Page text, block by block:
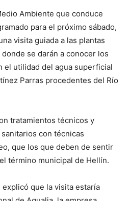
Ambiente que conduce
para el próximo sábado,
visita guiada a las plantas
se darán a conocer los
el utilidad del agua superficial
Parras procedentes del Río
tratamientos técnicos y
con técnicas
que los que deben de sentir
término municipal de Hellín.
que la visita estaría